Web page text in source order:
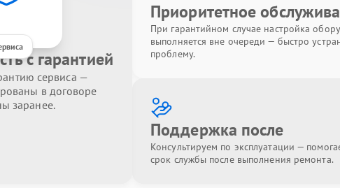
с гарантией
сервиса —
в договоре
заранее.
Приоритетное
При гарантийном случае настройка
выполняется вне очереди — быстро
проблему.
Поддержка после
Консультируем по эксплуатации —
срок службы после выполнения ремонта.